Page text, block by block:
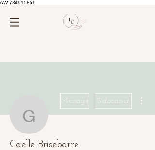
AW-734915851
Gaelle Brisebarre
Message S'abonner
Gaelle Brisebarre